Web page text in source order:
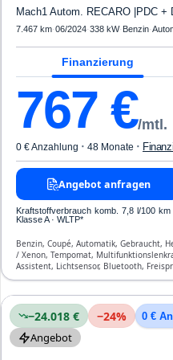
Mach1 Autom. RECARO |PDC +
7.467 km·06/2024·338 kW· Benzin·
Finanzierung
767 €/mtl.
0 € Anzahlung · 48 Monate ·
Angebot anfragen
Kraftstoffverbrauch komb. 7,8 l/100
Klasse A · WLTP*
Benzin, Coupé, Automatik, Gebraucht,
/ Xenon, Tempomat,
Assistent, Lichtsensor, Bluetooth,
Erkennung, ESP, ABS, Klimaanlage,
−24.018 € −24% 0 €
Angebot